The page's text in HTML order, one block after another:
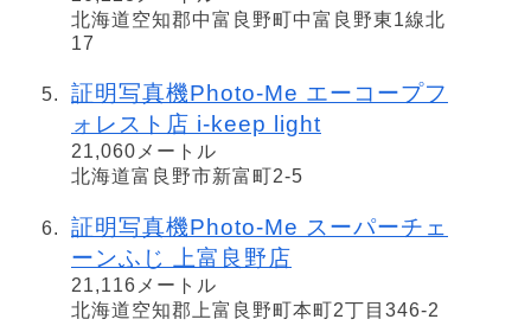
北海道空知郡中富良野町中富良野東1線北
17
証明写真機Photo-Me エーコープフ
ォレスト店 i-keep light
21,060メートル
北海道富良野市新富町2-5
証明写真機Photo-Me スーパーチェ
ーンふじ 上富良野店
21,116メートル
北海道空知郡上富良野町本町2丁目346-2